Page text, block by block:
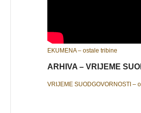
EKUMENA – ostale tribine
ARHIVA – VRIJEME
VRIJEME SUODGOVORNOSTI –